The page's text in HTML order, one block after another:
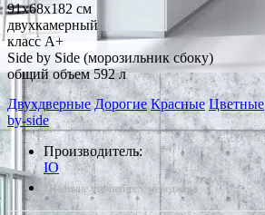
91x68x182 см
двухкамерный
класс A+
Side by Side (морозильник сбоку)
общий объем 592 л
Двухдверные Дорогие Красные Цветные
by-side
Производитель:
IO
*Наличие уточняйте у менеджера